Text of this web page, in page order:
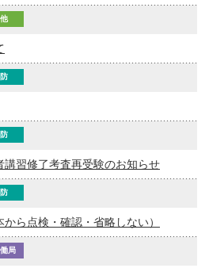
習修了考査再受験のお知らせ
ら点検・確認・省略しない）
局